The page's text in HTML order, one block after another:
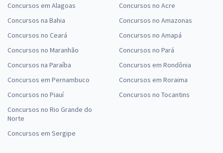
Concursos em Alagoas
Concursos na Bahia
Concursos no Ceará
Concursos no Maranhão
Concursos na Paraíba
Concursos em Pernambuco
Concursos no Piauí
Concursos no Rio Grande do
Norte
Concursos em Sergipe
Concursos no Acre
Concursos no Amazonas
Concursos no Amapá
Concursos no Pará
Concursos em Rondônia
Concursos em Roraima
Concursos no Tocantins